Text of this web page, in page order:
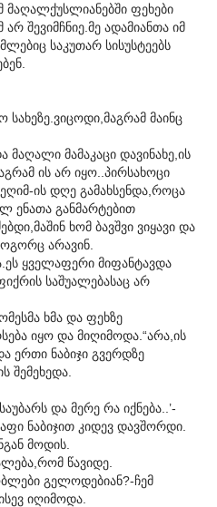
მაღალქუსლიანებში ფეხები
შევიმჩნიე.მე ადამიანთა იმ
საკუთარ სისუსტეებს
მაინც
მაღალი მამაკაცი დავინახე,ის
ის არ იყო..პირსახოცი
ის დღე გამახსენდა,როცა
ენათა განმარტებით
ხომ ბავშვი ვიყავი და
არავინ.
ყველაფერი მიფანტავდა
საშუალებასაც არ
ხმა და ფეხზე
იყო და მიღიმოდა.“არა,ის
ერთი ნაბიჯი გვერდზე
შემეხედა.
და მერე რა იქნება..’-
ნაბიჯით კიდევ დავშორდი.
მოდის.
წავიდე.
გელოდებიან?-ჩემ
იღიმოდა.